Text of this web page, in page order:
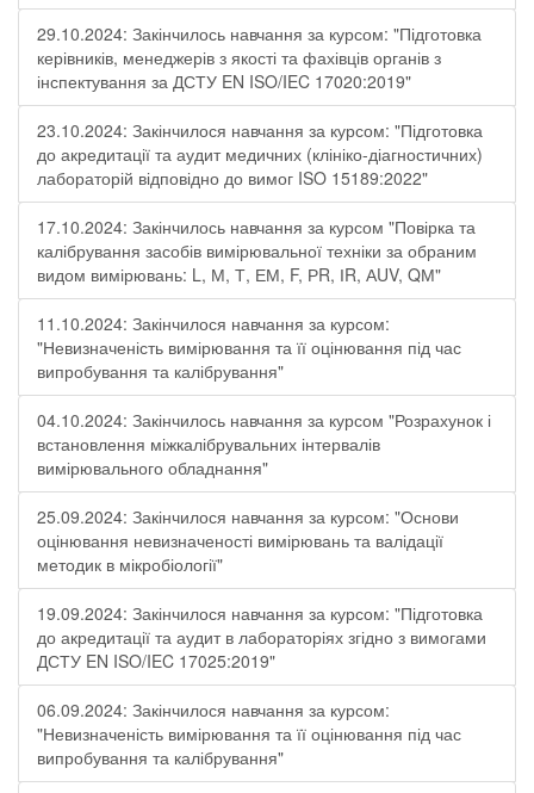
29.10.2024: Закінчилось навчання за курсом: "Підготовка
керівників, менеджерів з якості та фахівців органів з
інспектування за ДСТУ EN ISO/IEC 17020:2019"
23.10.2024: Закінчилося навчання за курсом: "Підготовка
до акредитації та аудит медичних (клініко-діагностичних)
лабораторій відповідно до вимог ISO 15189:2022"
17.10.2024: Закінчилось навчання за курсом "Повірка та
калібрування засобів вимірювальної техніки за обраним
видом вимірювань: L, М, Т, ЕМ, F, РR, ІR, АUV, QМ"
11.10.2024: Закінчилося навчання за курсом:
"Невизначеність вимірювання та її оцінювання під час
випробування та калібрування"
04.10.2024: Закінчилось навчання за курсом "Розрахунок і
встановлення міжкалібрувальних інтервалів
вимірювального обладнання"
25.09.2024: Закінчилося навчання за курсом: "Основи
оцінювання невизначеності вимірювань та валідації
методик в мікробіології"
19.09.2024: Закінчилося навчання за курсом: "Підготовка
до акредитації та аудит в лабораторіях згідно з вимогами
ДСТУ EN ISO/IEC 17025:2019"
06.09.2024: Закінчилося навчання за курсом:
"Невизначеність вимірювання та її оцінювання під час
випробування та калібрування"